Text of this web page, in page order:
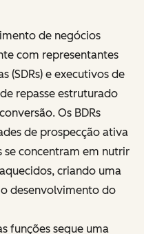
de negócios
com representantes
(SDRs) e executivos de
repasse estruturado
Os BDRs
de prospecção ativa
se concentram em nutrir
criando uma
desenvolvimento do
funções segue uma